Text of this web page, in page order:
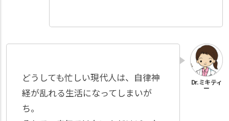
どうしても忙しい現代人は、自律神
経が乱れる生活になってしまいが
ち。